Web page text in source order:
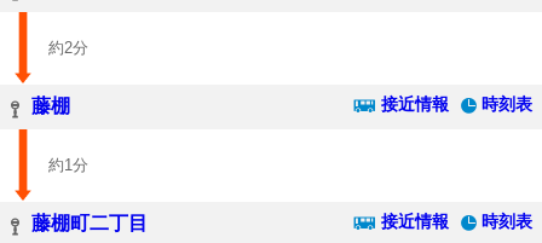
約2分
藤棚 接近情報 時刻表
約1分
藤棚町二丁目 接近情報 時刻表